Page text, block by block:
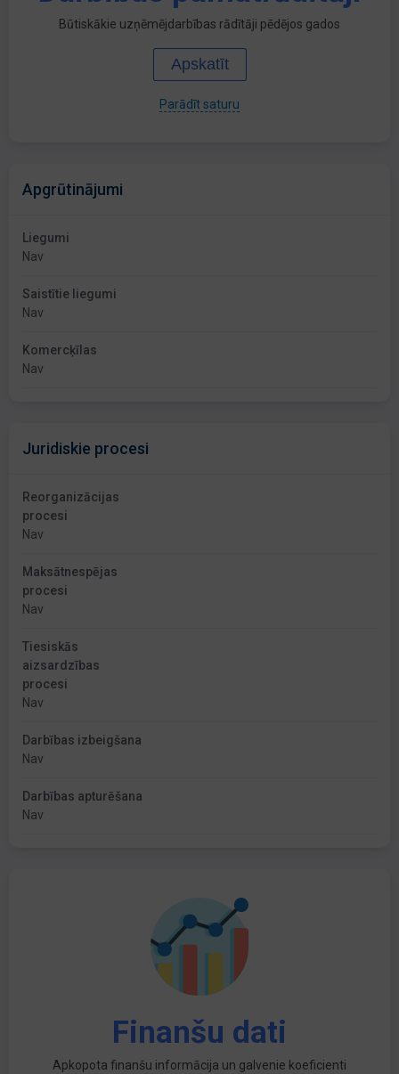
Būtiskākie uzņēmējdarbības rādītāji pēdējos gados
Apskatīt
Parādīt saturu
Apgrūtinājumi
Liegumi
Nav
Saistītie liegumi
Nav
Komercķīlas
Nav
Juridiskie procesi
Reorganizācijas
procesi
Nav
Maksātnespējas
procesi
Nav
Tiesiskās
aizsardzības
procesi
Nav
Darbības izbeigšana
Nav
Darbības apturēšana
Nav
Finanšu dati
Apkopota finanšu informācija un galvenie koeficienti